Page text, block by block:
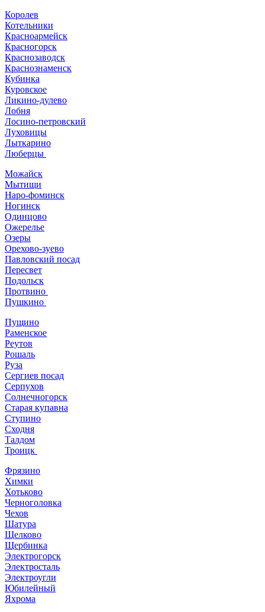
Королев
Котельники
Красноармейск
Красногорск
Краснозаводск
Краснознаменск
Кубинка
Куровское
Ликино-дулево
Лобня
Лосино-петровский
Луховицы
Лыткарино
Люберцы
Можайск
Мытищи
Наро-фоминск
Ногинск
Одинцово
Ожерелье
Озеры
Орехово-зуево
Павловский посад
Пересвет
Подольск
Протвино
Пушкино
Пущино
Раменское
Реутов
Рошаль
Руза
Сергиев посад
Серпухов
Солнечногорск
Старая купавна
Ступино
Сходня
Талдом
Троицк
Фрязино
Химки
Хотьково
Черноголовка
Чехов
Шатура
Щелково
Щербинка
Электрогорск
Электросталь
Электроугли
Юбилейный
Яхрома